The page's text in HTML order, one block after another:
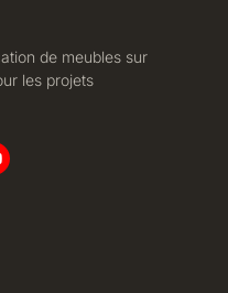
de meubles sur
les projets